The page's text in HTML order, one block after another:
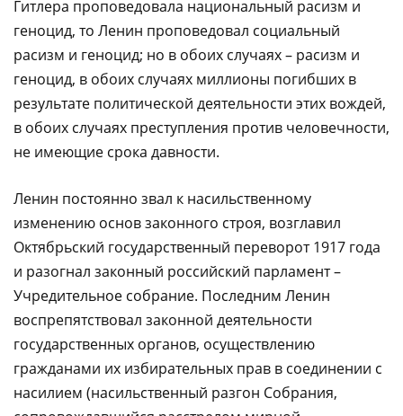
Гитлера проповедовала национальный расизм и
геноцид, то Ленин проповедовал социальный
расизм и геноцид; но в обоих случаях – расизм и
геноцид, в обоих случаях миллионы погибших в
результате политической деятельности этих вождей,
в обоих случаях преступления против человечности,
не имеющие срока давности.
Ленин постоянно звал к насильственному
изменению основ законного строя, возглавил
Октябрьский государственный переворот 1917 года
и разогнал законный российский парламент –
Учредительное собрание. Последним Ленин
воспрепятствовал законной деятельности
государственных органов, осуществлению
гражданами их избирательных прав в соединении с
насилием (насильственный разгон Собрания,